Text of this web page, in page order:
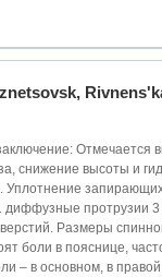
Отмечается
снижение высоты и
Уплотнение
диффузные протрузии
Размеры
боли в пояснице,
– в основном, в